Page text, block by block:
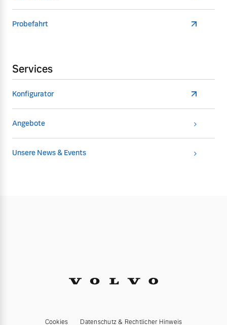
Probefahrt
Services
Konfigurator
Angebote
Unsere News & Events
Cookies Datenschutz & Rechtlicher Hinweis